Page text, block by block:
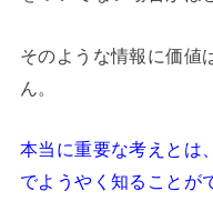
そのような情報に価値
ん。
本当に重要な考えとは
でようやく知ることが